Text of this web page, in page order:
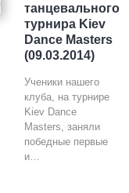
танцевального
турнира Kiev
Dance Masters
(09.03.2014)
Ученики нашего
клуба, на турнире
Kiev Dance
Masters, заняли
победные первые
и…